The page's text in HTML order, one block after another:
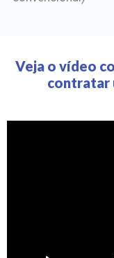
Veja o vídeo
contratar